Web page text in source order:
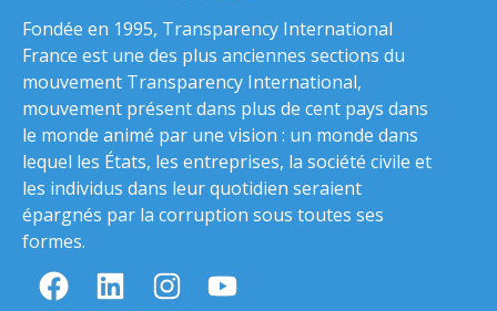
Fondée en 1995, Transparency International
France est une des plus anciennes sections du
mouvement Transparency International,
mouvement présent dans plus de cent pays dans
le monde animé par une vision : un monde dans
lequel les États, les entreprises, la société civile et
les individus dans leur quotidien seraient
épargnés par la corruption sous toutes ses
formes.